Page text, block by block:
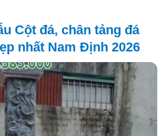
Cột đá, chân tảng đá
nhất Nam Định 2026